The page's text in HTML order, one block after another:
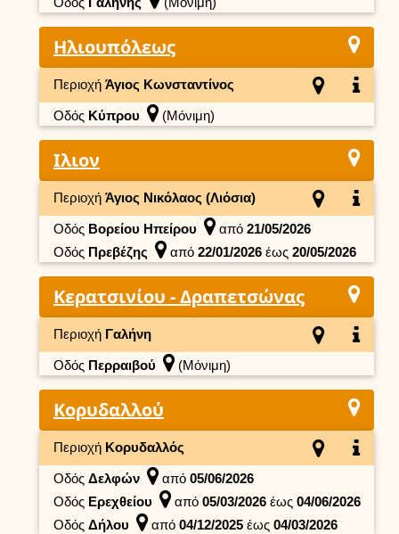
Ηλιουπόλεως
Περιοχή Άγιος Κωνσταντίνος
Οδός Κύπρου (Μόνιμη)
Ιλιον
Περιοχή Άγιος Νικόλαος (Λιόσια)
Οδός Βορείου Ηπείρου από 21/05/2026
Οδός Πρεβέζης από 22/01/2026 έως 20/05/2026
Κερατσινίου - Δραπετσώνας
Περιοχή Γαλήνη
Οδός Περραιβού (Μόνιμη)
Κορυδαλλού
Περιοχή Κορυδαλλός
Οδός Δελφών από 05/06/2026
Οδός Ερεχθείου από 05/03/2026 έως 04/06/2026
Οδός Δήλου από 04/12/2025 έως 04/03/2026